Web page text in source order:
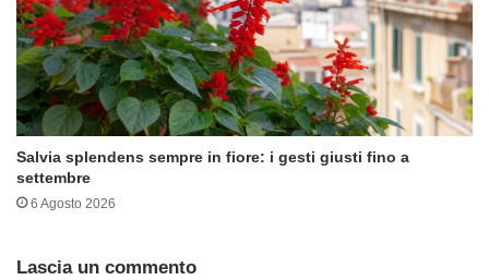
Salvia splendens sempre in fiore: i gesti giusti fino a
settembre
6 Agosto 2026
Lascia un commento